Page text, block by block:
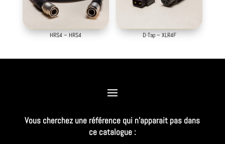
HRS4 – HRS4 D-Tap – XLR4F
Vous cherchez une référence qui n’apparait pas dans
ce catalogue :